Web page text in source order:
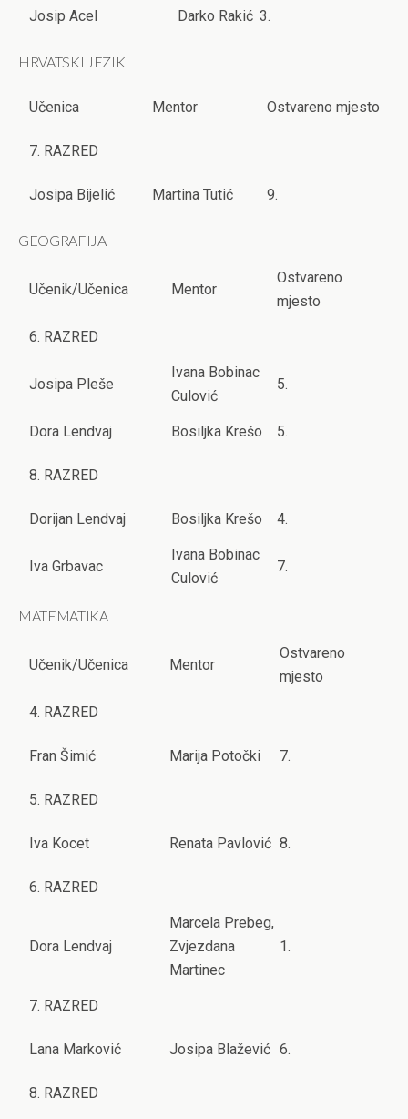
Josip Acel Darko Rakić 3.
HRVATSKI JEZIK
Učenica Mentor Ostvareno mjesto
7. RAZRED
Josipa Bijelić Martina Tutić 9.
GEOGRAFIJA
Učenik/Učenica Mentor
Ostvareno
mjesto
6. RAZRED
Josipa Pleše
Ivana Bobinac
Culović
5.
Dora Lendvaj Bosiljka Krešo 5.
8. RAZRED
Dorijan Lendvaj Bosiljka Krešo 4.
Iva Grbavac
Ivana Bobinac
Culović
7.
MATEMATIKA
Učenik/Učenica Mentor
Ostvareno
mjesto
4. RAZRED
Fran Šimić Marija Potočki 7.
5. RAZRED
Iva Kocet Renata Pavlović 8.
6. RAZRED
Dora Lendvaj
Marcela Prebeg,
Zvjezdana
Martinec
1.
7. RAZRED
Lana Marković Josipa Blažević 6.
8. RAZRED